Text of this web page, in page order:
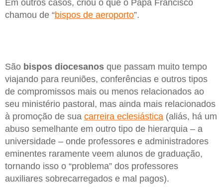
Em outros casos, criou o que o Papa Francisco
chamou de “bispos de aeroporto”.
São bispos diocesanos que passam muito tempo
viajando para reuniões, conferências e outros tipos
de compromissos mais ou menos relacionados ao
seu ministério pastoral, mas ainda mais relacionados
à promoção de sua carreira eclesiástica (aliás, há um
abuso semelhante em outro tipo de hierarquia – a
universidade – onde professores e administradores
eminentes raramente veem alunos de graduação,
tornando isso o “problema” dos professores
auxiliares sobrecarregados e mal pagos).